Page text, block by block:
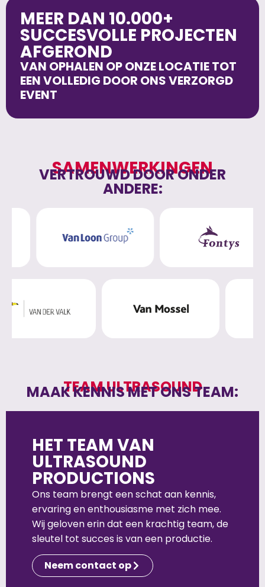
MEER DAN 10.000+
SUCCESVOLLE PROJECTEN
AFGEROND
VAN OPHALEN OP ONZE LOCATIE TOT
EEN VOLLEDIG DOOR ONS VERZORGD
EVENT
SAMENWERKINGEN
VERTROUWD DOOR ONDER
ANDERE:
TEAM ULTRASOUND
MAAK KENNIS MET ONS TEAM:
HET TEAM VAN
ULTRASOUND
PRODUCTIONS
Ons team brengt een schat aan kennis,
ervaring en enthousiasme met zich mee.
Wij geloven erin dat een krachtig team, de
sleutel tot succes is van een productie.
Neem contact op